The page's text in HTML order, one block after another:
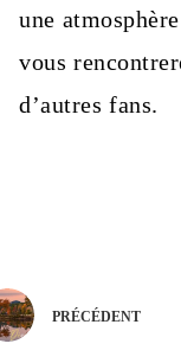
une
vous
d’autres fans.
PRÉCÉDENT